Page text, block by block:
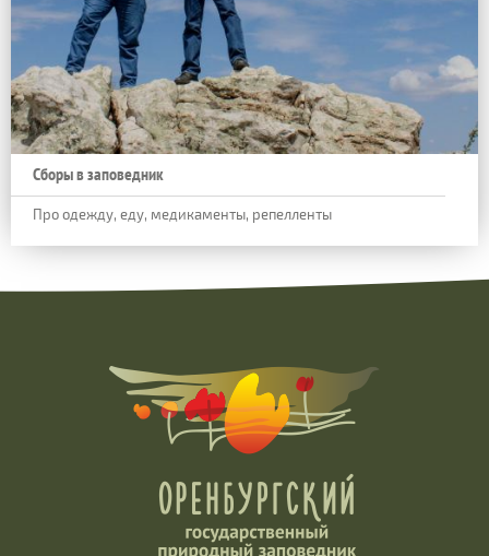
Сборы в заповедник
Про одежду, еду, медикаменты, репелленты